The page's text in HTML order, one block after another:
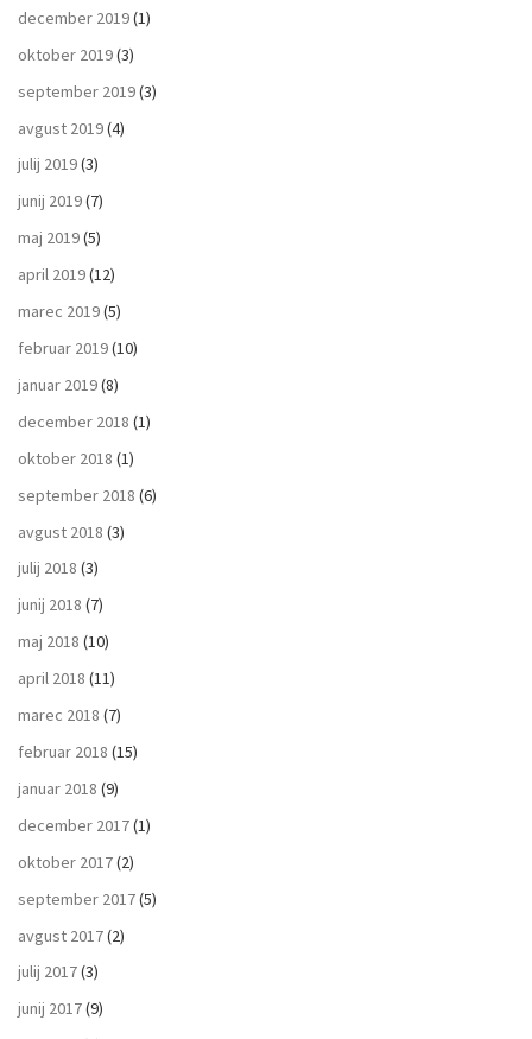
december 2019(1)
oktober 2019(3)
september 2019(3)
avgust 2019(4)
julij 2019(3)
junij 2019(7)
maj 2019(5)
april 2019(12)
marec 2019(5)
februar 2019(10)
januar 2019(8)
december 2018 (1)
oktober 2018 (1)
september 2018 (6)
avgust 2018 (3)
julij 2018 (3)
junij 2018 (7)
maj 2018 (10)
april 2018 (11)
marec 2018 (7)
februar 2018 (15)
januar 2018 (9)
december 2017(1)
oktober 2017(2)
september 2017(5)
avgust 2017(2)
julij 2017(3)
junij 2017(9)